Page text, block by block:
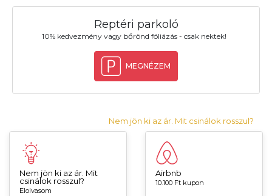
Reptéri parkoló
10% kedvezmény vagy bőrönd fóliázás - csak nektek!
MEGNÉZEM
Nem jön ki az ár. Mit csinálok rosszul?
Nem jön ki az ár. Mit
csinálok rosszul?
Elolvasom
Airbnb
10.100 Ft kupon